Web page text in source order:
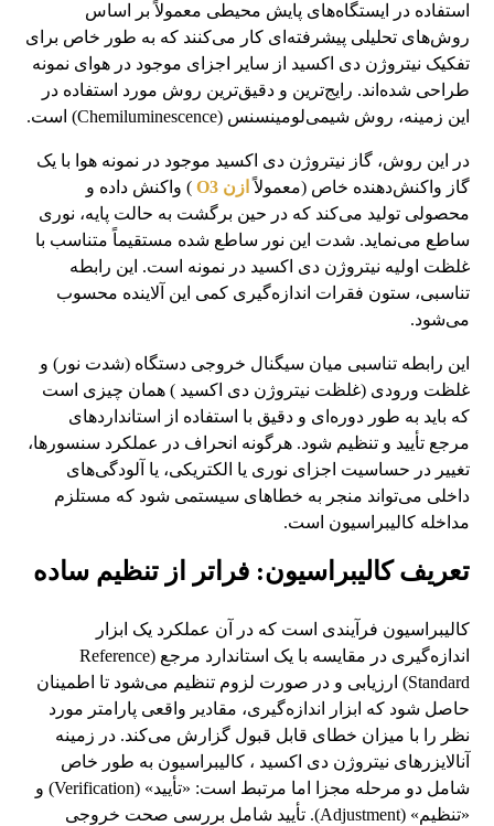
استفاده در ایستگاه‌های پایش محیطی معمولاً بر اساس
روش‌های تحلیلی پیشرفته‌ای کار می‌کنند که به طور خاص برای
تفکیک نیتروژن دی اکسید از سایر اجزای موجود در هوای نمونه
طراحی شده‌اند. رایج‌ترین و دقیق‌ترین روش مورد استفاده در
این زمینه، روش شیمی‌لومینسنس (Chemiluminescence) است.
در این روش، گاز نیتروژن دی اکسید موجود در نمونه هوا با یک
گاز واکنش‌دهنده خاص (معمولاً ازن O3
) واکنش داده و
محصولی تولید می‌کند که در حین برگشت به حالت پایه، نوری
ساطع می‌نماید. شدت این نور ساطع شده مستقیماً متناسب با
غلظت اولیه نیتروژن دی اکسید در نمونه است. این رابطه
تناسبی، ستون فقرات اندازه‌گیری کمی این آلاینده محسوب
می‌شود.
این رابطه تناسبی میان سیگنال خروجی دستگاه (شدت نور) و
غلظت ورودی (غلظت نیتروژن دی اکسید ) همان چیزی است
که باید به طور دوره‌ای و دقیق با استفاده از استانداردهای
مرجع تأیید و تنظیم شود. هرگونه انحراف در عملکرد سنسورها،
تغییر در حساسیت اجزای نوری یا الکتریکی، یا آلودگی‌های
داخلی می‌تواند منجر به خطاهای سیستمی شود که مستلزم
مداخله کالیبراسیون است.
تعریف کالیبراسیون: فراتر از تنظیم ساده
کالیبراسیون فرآیندی است که در آن عملکرد یک ابزار
اندازه‌گیری در مقایسه با یک استاندارد مرجع (Reference
Standard) ارزیابی و در صورت لزوم تنظیم می‌شود تا اطمینان
حاصل شود که ابزار اندازه‌گیری، مقادیر واقعی پارامتر مورد
نظر را با میزان خطای قابل قبول گزارش می‌کند. در زمینه
آنالایزرهای نیتروژن دی اکسید ، کالیبراسیون به طور خاص
شامل دو مرحله مجزا اما مرتبط است: «تأیید» (Verification) و
«تنظیم» (Adjustment). تأیید شامل بررسی صحت خروجی